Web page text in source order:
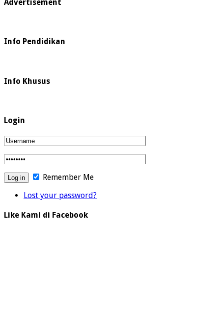
Advertisement
Info Pendidikan
Info Khusus
Login
Remember Me
Lost your password?
Like Kami di Facebook